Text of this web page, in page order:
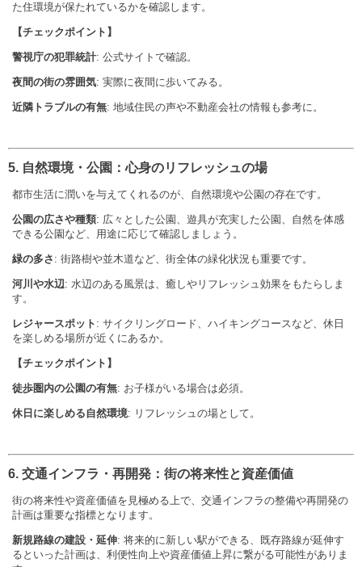
た住環境が保たれているかを確認します。
【チェックポイント】
警視庁の犯罪統計: 公式サイトで確認。
夜間の街の雰囲気: 実際に夜間に歩いてみる。
近隣トラブルの有無: 地域住民の声や不動産会社の情報も参考に。
5. 自然環境・公園：心身のリフレッシュの場
都市生活に潤いを与えてくれるのが、自然環境や公園の存在です。
公園の広さや種類: 広々とした公園、遊具が充実した公園、自然を体感
できる公園など、用途に応じて確認しましょう。
緑の多さ : 街路樹や並木道など、街全体の緑化状況も重要です。
河川や水辺: 水辺のある風景は、癒しやリフレッシュ効果をもたらしま
す。
レジャースポット : サイクリングロード、ハイキングコースなど、休日
を楽しめる場所が近くにあるか。
【チェックポイント】
徒歩圏内の公園の有無: お子様がいる場合は必須。
休日に楽しめる自然環境: リフレッシュの場として。
6. 交通インフラ・再開発：街の将来性と資産価値
街の将来性や資産価値を見極める上で、交通インフラの整備や再開発の
計画は重要な指標となります。
新規路線の建設・延伸: 将来的に新しい駅ができる、既存路線が延伸す
るといった計画は、利便性向上や資産価値上昇に繋がる可能性がありま